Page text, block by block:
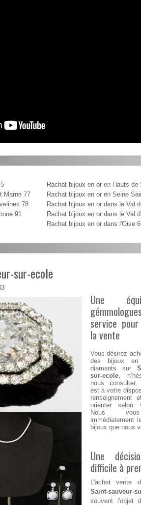
Marne 77
78
91
Rachat bijoux en or en Hauts de
Rachat bijoux en or en Seine
Rachat bijoux en or dans le Val
Rachat bijoux en or dans le Val
Rachat bijoux en or dans l'Oise
sur-ecole
Une
service
la vente
Vous désirez
des bijoux
diamants sur
sur-ecole,
nous
est à votre
renseignement
orienter selon
Nous
immédiatement
bijoux que nous
Une
difficile à
L'achat vente
Saint-sauveur-
souvent l'objet